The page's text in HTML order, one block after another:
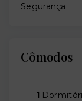
Segurança
Cômodos
1